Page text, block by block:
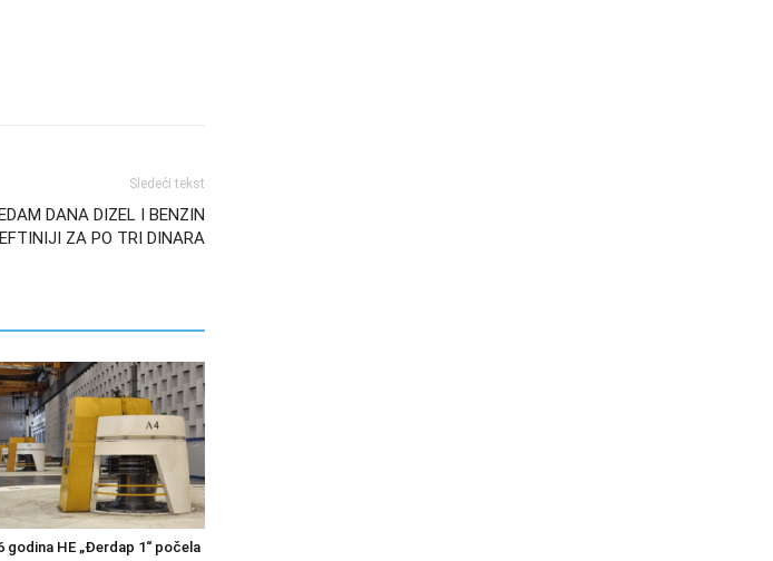
Sledeći tekst
DANA DIZEL I BENZIN
ZA PO TRI DINARA
godina HE „Đerdap 1“ počela